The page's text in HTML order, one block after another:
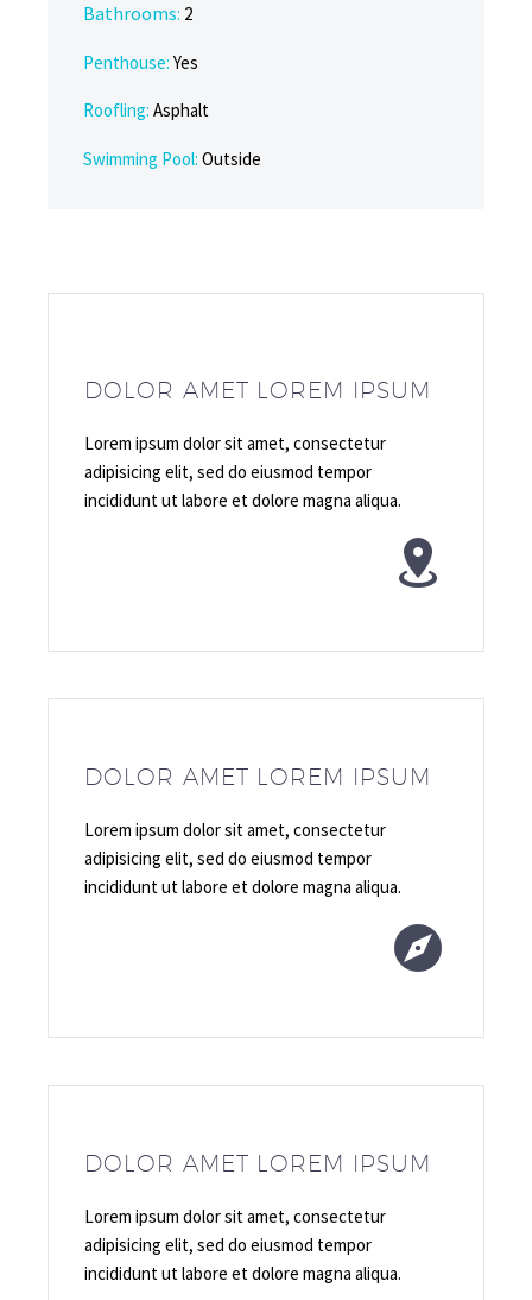
Bathrooms: 2
Penthouse: Yes
Roofling: Asphalt
Swimming Pool: Outside
DOLOR AMET LOREM IPSUM
Lorem ipsum dolor sit amet, consectetur
adipisicing elit, sed do eiusmod tempor
incididunt ut labore et dolore magna aliqua.


DOLOR AMET LOREM IPSUM
Lorem ipsum dolor sit amet, consectetur
adipisicing elit, sed do eiusmod tempor
incididunt ut labore et dolore magna aliqua.


DOLOR AMET LOREM IPSUM
Lorem ipsum dolor sit amet, consectetur
adipisicing elit, sed do eiusmod tempor
incididunt ut labore et dolore magna aliqua.